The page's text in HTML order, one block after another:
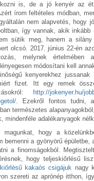
is, de a jó kenyér az
írom feltételes módban,
nem alapvetés, hogy
így vannak, akik inkább
sütik meg, hanem a silány
olcsó. 2017. június 22-én
melynek értelmében
módosítani kell
kenyerekhez
fizet. Itt egy remek
http://jokenyer.hu/
. Ezekről fontos tudni,
természetes
mindenféle adalékanyagok
magunkat, hogy a
bemenni a gyönyörű épületbe,
a finomságokból.
hogy teljeskiőrlésű
kakaós csigájuk nagy
szereti az aprónép itthon,